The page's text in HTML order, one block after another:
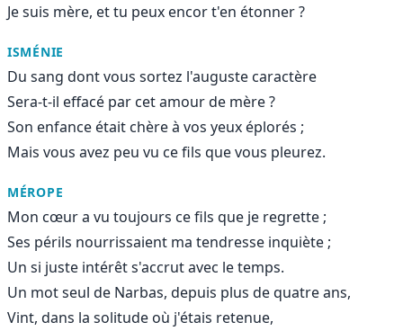
Je suis mère, et tu peux encor t'en étonner ?
ISMÉNIE
Du sang dont vous sortez l'auguste caractère
Sera-t-il effacé par cet amour de mère ?
Son enfance était chère à vos yeux éplorés ;
Mais vous avez peu vu ce fils que vous pleurez.
MÉROPE
Mon cœur a vu toujours ce fils que je regrette ;
Ses périls nourrissaient ma tendresse inquiète ;
Un si juste intérêt s'accrut avec le temps.
Un mot seul de Narbas, depuis plus de quatre ans,
Vint, dans la solitude où j'étais retenue,